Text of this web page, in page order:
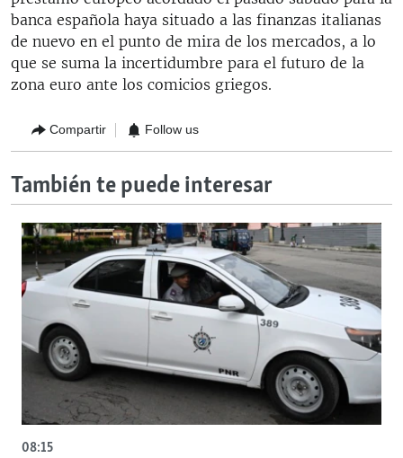
banca española haya situado a las finanzas italianas
de nuevo en el punto de mira de los mercados, a lo
que se suma la incertidumbre para el futuro de la
zona euro ante los comicios griegos.
Compartir Follow us
También te puede interesar
08:15